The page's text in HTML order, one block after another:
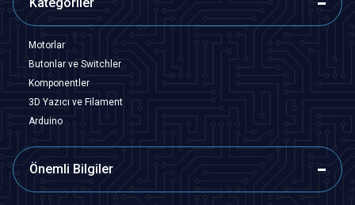
Kategoriler
Motorlar
Butonlar ve Switchler
Komponentler
3D Yazıcı ve Filament
Arduino
Önemli Bilgiler